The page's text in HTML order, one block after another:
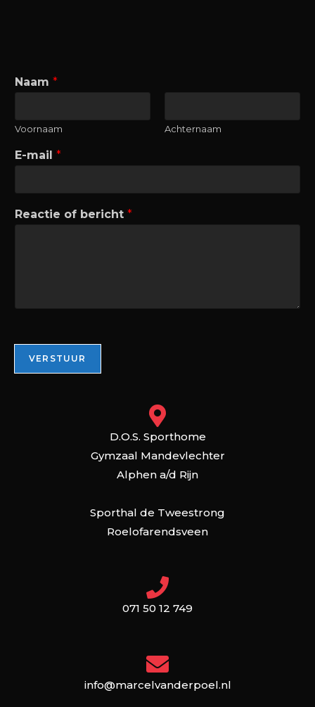
Naam *
Voornaam Achternaam
E-mail *
*
*
Reactie of bericht *
VERSTUUR
D.O.S. Sporthome
Gymzaal Mandevlechter
Alphen a/d Rijn
Sporthal de Tweestrong
Roelofarendsveen
071 50 12 749
info@marcelvanderpoel.nl